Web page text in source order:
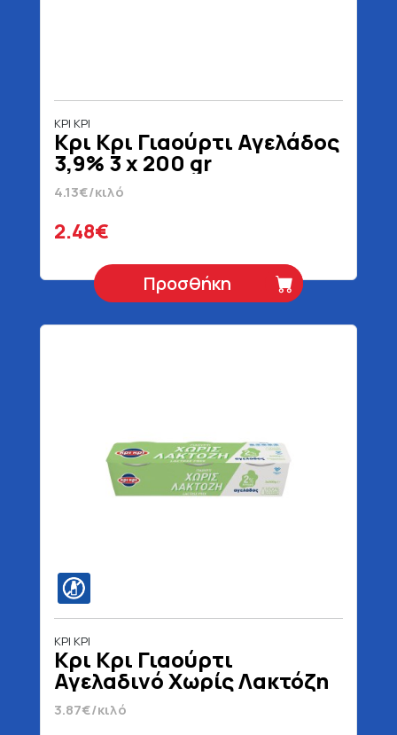
ΚΡΙ ΚΡΙ
Κρι Κρι Γιαούρτι Αγελάδος
3,9% 3 x 200 gr
4.13€/κιλό
2.48€
Προσθήκη
ΚΡΙ ΚΡΙ
Κρι Κρι Γιαούρτι
Αγελαδινό Χωρίς Λακτόζη
2% 3 x 200 gr
3.87€/κιλό